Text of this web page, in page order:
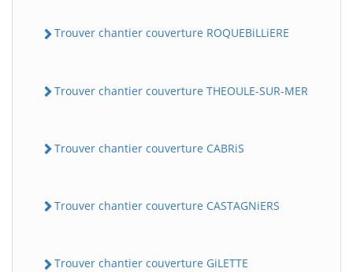
Trouver chantier couverture ROQUEBiLLiERE
Trouver chantier couverture THEOULE-SUR-MER
Trouver chantier couverture CABRiS
Trouver chantier couverture CASTAGNiERS
Trouver chantier couverture GiLETTE